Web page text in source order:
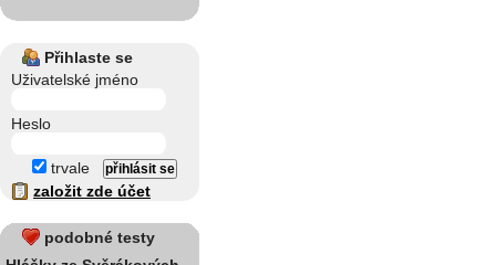
Přihlaste se
Uživatelské jméno
Heslo
trvale
založit zde účet
podobné testy